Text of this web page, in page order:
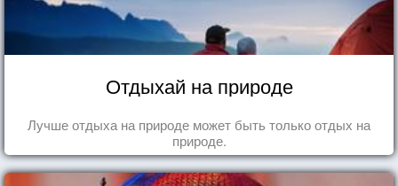
Отдыхай на природе
Лучше отдыха на природе может быть только отдых на
природе.